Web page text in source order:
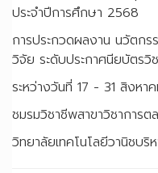
ประจำปีการศึกษา 2568
การประกวดผลงาน นวัตก
วิจัย ระดับประกาศนียบัตร
ระหว่างวันที่ 17 - 31 สิงหา
ชมรมวิชาชีพสาขาวิชาการต
วิทยาลัยเทคโนโลยีวานิชบริ